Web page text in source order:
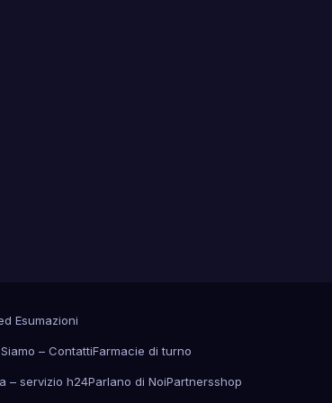
Esumazioni
– ContattiFarmacie di turno
– servizio h24Parlano di NoiPartnersshop